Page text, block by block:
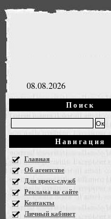
08.08.2026
Поиск
Навигация
Главная
Об агентстве
Для пресс-служб
Реклама на сайте
Контакты
Личный кабинет